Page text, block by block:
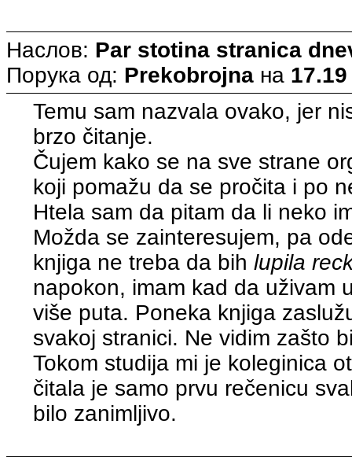
Наслов: Par stotina stranica
Порука од: Prekobrojna на
Temu sam nazvala ovako, jer
brzo čitanje.
Čujem kako se na sve strane
koji pomažu da se pročita i po
Htela sam da pitam da li neko
Možda se zainteresujem, pa
knjiga ne treba da bihlupila
napokon, imam kad da uživam
više puta. Poneka knjiga
svakoj stranici. Ne vidim zašto
Tokom studija mi je koleginica
čitala je samo prvu rečenicu
bilo zanimljivo.